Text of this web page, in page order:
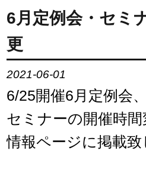
JMAについて
イベント案内
ご入会案内
会員限定情報
6月定例会・セミ
更
2021-06-01
6/25開催6月定例会
セミナーの開催時
情報ページに掲載致